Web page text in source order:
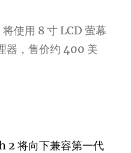
使用 8 寸 LCD 萤幕
器，售价约 400 美
2 将向下兼容第一代